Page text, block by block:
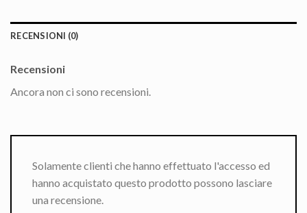
RECENSIONI (0)
Recensioni
Ancora non ci sono recensioni.
Solamente clienti che hanno effettuato l'accesso ed
hanno acquistato questo prodotto possono lasciare
una recensione.